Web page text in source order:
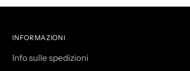
l
INFORMAZIONI
Info sulle spedizioni